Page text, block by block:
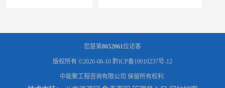
您是第8652061位访客
版权所有 ©2026-08-10 黔ICP备19010237号-12
中能聚工程咨询有限公司 保留所有权利.